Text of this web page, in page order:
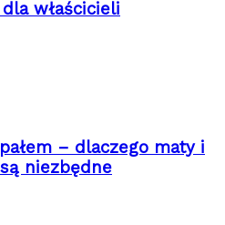
właścicieli
– dlaczego maty i
niezbędne